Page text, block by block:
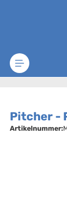
Zum Hauptinhalt
Pitcher -
Artikelnummer: